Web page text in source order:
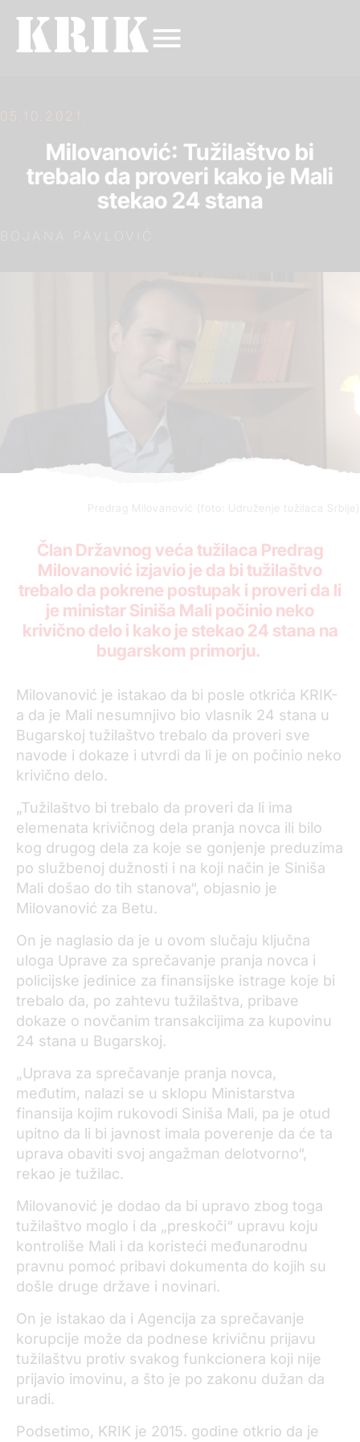
05.10.2021.
Milovanović: Tužilaštvo bi
trebalo da proveri kako je Mali
stekao 24 stana
Predrag Milovanović (foto: Udruženje tužilaca Srbije)
Član Državnog veća tužilaca Predrag
Milovanović izjavio je da bi tužilaštvo
trebalo da pokrene postupak i proveri da li
je ministar Siniša Mali počinio neko
krivično delo i kako je stekao 24 stana na
bugarskom primorju.
Milovanović je istakao da bi posle otkrića KRIK-
a da je Mali nesumnjivo bio vlasnik 24 stana u
Bugarskoj tužilaštvo trebalo da proveri sve
navode i dokaze i utvrdi da li je on počinio neko
krivično delo.
„Tužilaštvo bi trebalo da proveri da li ima
elemenata krivičnog dela pranja novca ili bilo
kog drugog dela za koje se gonjenje preduzima
po službenoj dužnosti i na koji način je Siniša
Mali došao do tih stanova“, objasnio je
Milovanović za Betu.
On je naglasio da je u ovom slučaju ključna
uloga Uprave za sprečavanje pranja novca i
policijske jedinice za finansijske istrage koje bi
trebalo da, po zahtevu tužilaštva, pribave
dokaze o novčanim transakcijima za kupovinu
24 stana u Bugarskoj.
„Uprava za sprečavanje pranja novca,
međutim, nalazi se u sklopu Ministarstva
finansija kojim rukovodi Siniša Mali, pa je otud
upitno da li bi javnost imala poverenje da će ta
uprava obaviti svoj angažman delotvorno“,
rekao je tužilac.
Milovanović je dodao da bi upravo zbog toga
tužilaštvo moglo i da „preskoči“ upravu koju
kontroliše Mali i da koristeći međunarodnu
pravnu pomoć pribavi dokumenta do kojih su
došle druge države i novinari.
On je istakao da i Agencija za sprečavanje
korupcije može da podnese krivičnu prijavu
tužilaštvu protiv svakog funkcionera koji nije
prijavio imovinu, a što je po zakonu dužan da
uradi.
Podsetimo, KRIK je 2015. godine otkrio da je